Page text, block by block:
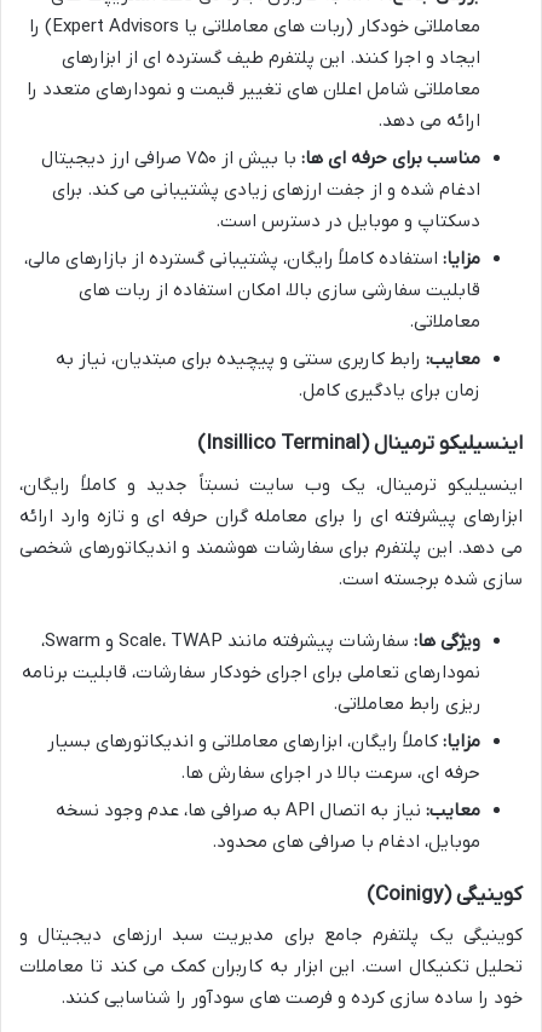
معاملاتی خودکار (ربات های معاملاتی یا Expert Advisors) را
ایجاد و اجرا کنند. این پلتفرم طیف گسترده ای از ابزارهای
معاملاتی شامل اعلان های تغییر قیمت و نمودارهای متعدد را
ارائه می دهد.
مناسب برای حرفه ای ها:
با بیش از ۷۵۰ صرافی ارز دیجیتال
ادغام شده و از جفت ارزهای زیادی پشتیبانی می کند. برای
دسکتاپ و موبایل در دسترس است.
مزایا: استفاده کاملاً رایگان، پشتیبانی گسترده از بازارهای مالی،
قابلیت سفارشی سازی بالا، امکان استفاده از ربات های
معاملاتی.
معایب: رابط کاربری سنتی و پیچیده برای مبتدیان، نیاز به
زمان برای یادگیری کامل.
اینسیلیکو ترمینال (Insillico Terminal)
اینسیلیکو ترمینال، یک وب سایت نسبتاً جدید و کاملاً رایگان،
ابزارهای پیشرفته ای را برای معامله گران حرفه ای و تازه وارد ارائه
می دهد. این پلتفرم برای سفارشات هوشمند و اندیکاتورهای شخصی
سازی شده برجسته است.
ویژگی ها:
سفارشات پیشرفته مانند Scale، TWAP و Swarm،
نمودارهای تعاملی برای اجرای خودکار سفارشات، قابلیت برنامه
ریزی رابط معاملاتی.
مزایا: کاملاً رایگان، ابزارهای معاملاتی و اندیکاتورهای بسیار
حرفه ای، سرعت بالا در اجرای سفارش ها.
معایب:
نیاز به اتصال API به صرافی ها، عدم وجود نسخه
موبایل، ادغام با صرافی های محدود.
کوینیگی (Coinigy)
کوینیگی یک پلتفرم جامع برای مدیریت سبد ارزهای دیجیتال و
تحلیل تکنیکال است. این ابزار به کاربران کمک می کند تا معاملات
خود را ساده سازی کرده و فرصت های سودآور را شناسایی کنند.